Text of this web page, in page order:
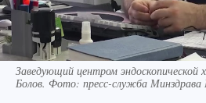
Заведующий центром
Болов. Фото: пресс-служба